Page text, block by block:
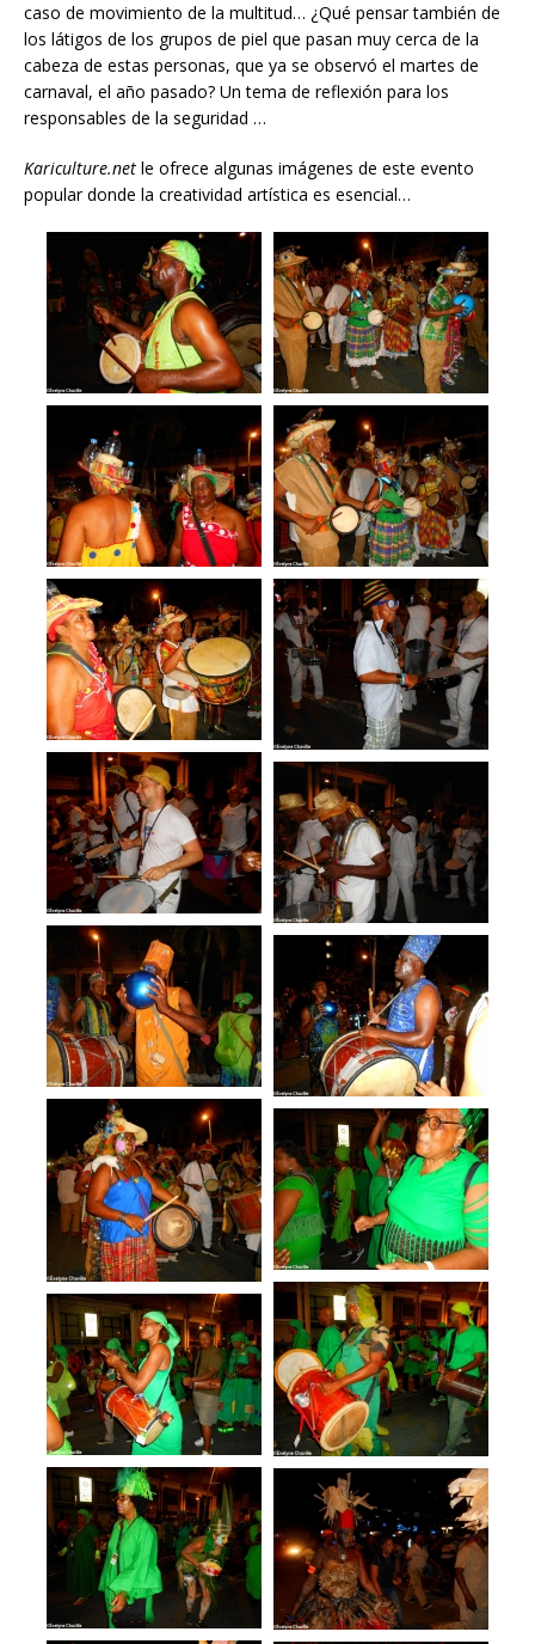
caso de movimiento de la multitud… ¿Qué pensar también de
los látigos de los grupos de piel que pasan muy cerca de la
cabeza de estas personas, que ya se observó el martes de
carnaval, el año pasado? Un tema de reflexión para los
responsables de la seguridad …
Kariculture.net le ofrece algunas imágenes de este evento
popular donde la creatividad artística es esencial…